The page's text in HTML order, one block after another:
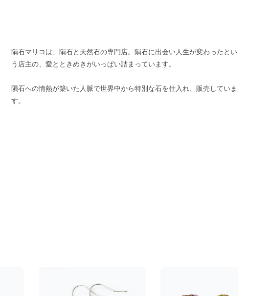
隕石マリコは、隕石と天然石の専門店。隕石に出会い人生が変わったとい
う店主の、愛とときめきがいっぱい詰まっています。
隕石への情熱が築いた人脈で世界中から特別な石を仕入れ、販売していま
す。